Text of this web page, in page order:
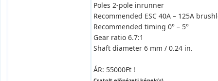
Poles 2-pole inrunner
Recommended ESC 40A – 125A
Recommended timing 0° – 5°
Gear ratio 6.7:1
Shaft diameter 6 mm / 0.24 in.
ÁR: 55000Ft !